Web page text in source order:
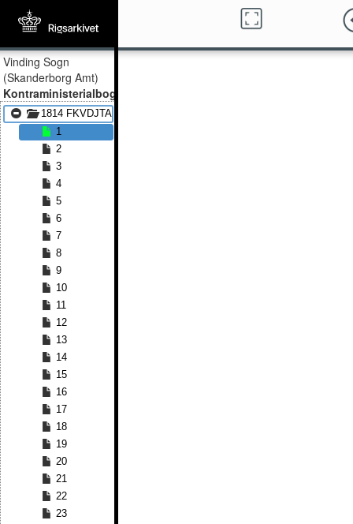
Vinding Sogn
(Skanderborg Amt)
Kontraministerialbog
1814 FKVDJTA - 1869 FKVDJTA
1
2
3
4
5
6
7
8
9
10
11
12
13
14
15
16
17
18
19
20
21
22
23